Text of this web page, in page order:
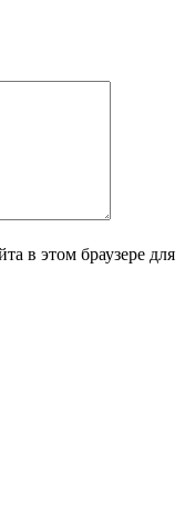
в этом браузере для